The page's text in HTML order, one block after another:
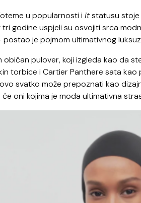
u popularnosti i itstatusu stoje
godine uspjeli su osvojiti srca
postao je pojmom ultimativnog
pulover, koji izgleda kao da
torbice i Cartier Panthere sata
svatko može prepoznati kao
oni kojima je moda ultimativna